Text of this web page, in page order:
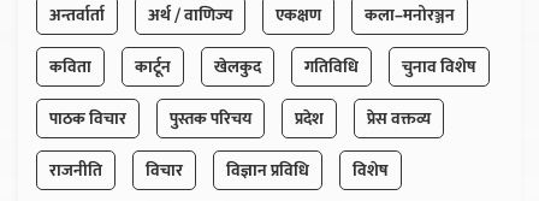
अन्तर्वार्ता
अर्थ / वाणिज्य एकक्षण
कला–मनोरञ्जन
कविता
कार्टून खेलकुद गतिविधि
चुनाव विशेष
पाठक विचार
पुस्तक परिचय प्रदेश
प्रेस वक्तव्य
राजनीति
विचार विज्ञान प्रविधि
विशेष